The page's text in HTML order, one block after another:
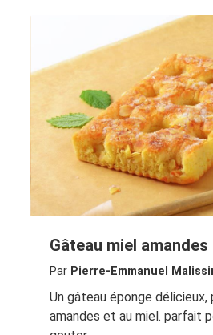
Gâteau miel amandes
Par Pierre-Emmanuel
Un gâteau éponge délicieux,
amandes et au miel. parfait